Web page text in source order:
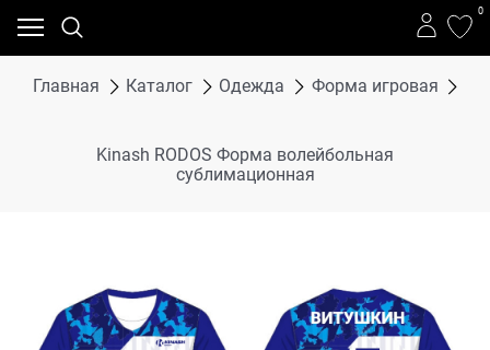
0
Главная Каталог Одежда Форма игровая
Kinash RODOS Форма волейбольная
сублимационная